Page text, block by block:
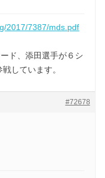
2017/7387/mds.pdf
ド、添田選手が６シ
しています。
#72678